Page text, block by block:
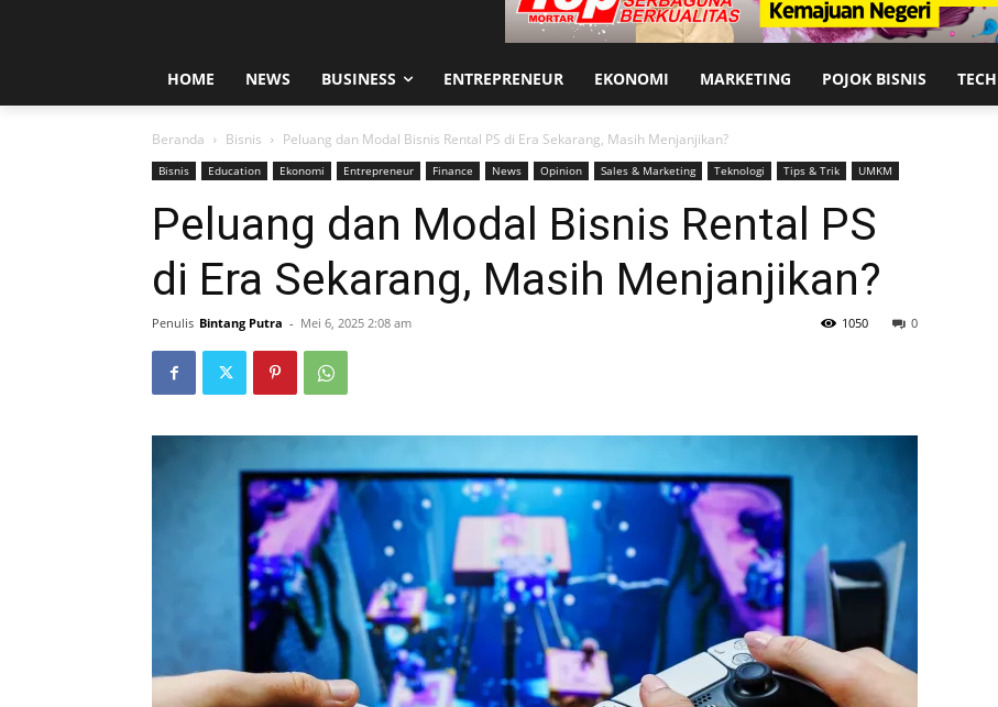
HOME NEWS BUSINESS ENTREPRENEUR EKONOMI MARKETING POJOK BISNIS TECH
Beranda Bisnis Peluang dan Modal Bisnis Rental PS di Era Sekarang, Masih Menjanjikan?
Bisnis Education Ekonomi Entrepreneur Finance News Opinion Sales & Marketing Teknologi Tips & Trik UMKM
Peluang dan Modal Bisnis Rental PS
di Era Sekarang, Masih Menjanjikan?
Penulis Bintang Putra - Mei 6, 2025 2:08 am 0
1050